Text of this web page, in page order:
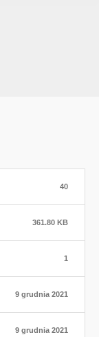
40
361.80 KB
1
9 grudnia 2021
9 grudnia 2021